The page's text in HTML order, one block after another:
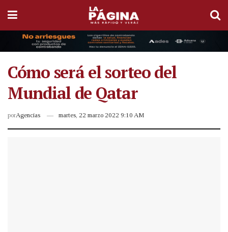
Cómo será el sorteo del
Mundial de Qatar
porAgencias martes, 22 marzo 2022 9:10 AM